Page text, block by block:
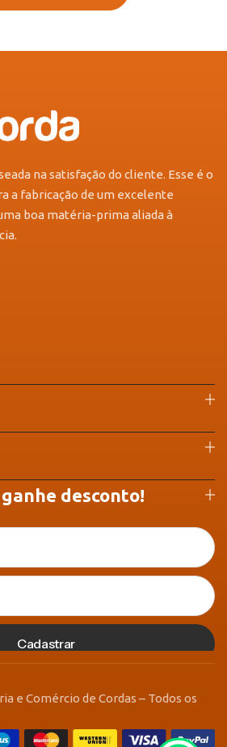
na satisfação do cliente. Esse é o
a fabricação de um excelente
boa matéria-prima aliada à
desconto!
Cadastrar
e Comércio de Cordas – Todos os